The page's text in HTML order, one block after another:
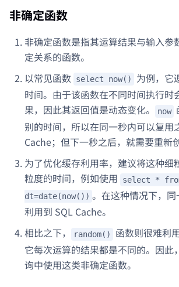
非确定函数
非确定函数是指其运算结果与输入参
定关系的函数。
以常见函数 select now()
为例，它
时间。由于该函数在不同时间执行时
果，因此其返回值是动态变化。
now
别的时间，所以在同一秒内可以复用
Cache；但下一秒之后，就需要重新
为了优化缓存利用率，建议将这种细
粒度的时间，例如使用
select *
dt=date(now()) 。在这种情况下，
利用到 SQL Cache。
相比之下，
random()
函数则很难利
它每次运算的结果都是不同的。因此
询中使用这类非确定函数。